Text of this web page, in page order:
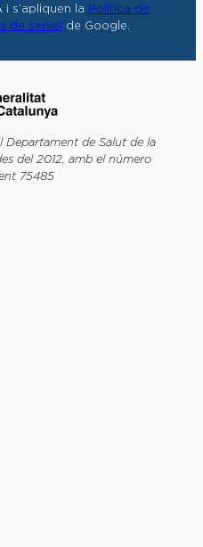
s’apliquen la Política de
de servei de Google.
Departament de Salut de la
del 2012, amb el número
75485